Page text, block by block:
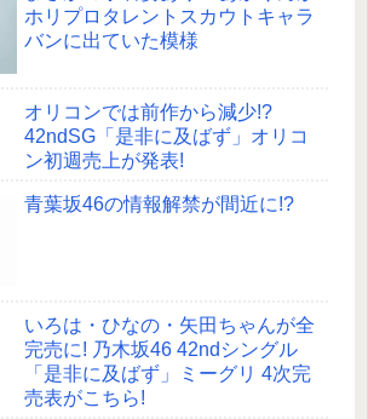
ホリプロタレントスカウトキャラ
バンに出ていた模様
オリコンでは前作から減少!?
42ndSG「是非に及ばず」オリコ
ン初週売上が発表!
青葉坂46の情報解禁が間近に!?
いろは・ひなの・矢田ちゃんが全
完売に! 乃木坂46 42ndシングル
「是非に及ばず」ミーグリ 4次完
売表がこちら!